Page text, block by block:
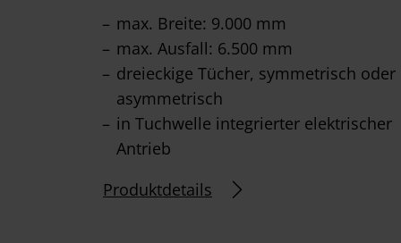
max. Breite: 9.000 mm
max. Ausfall: 6.500 mm
dreieckige Tücher, symmetrisch oder
asymmetrisch
in Tuchwelle integrierter elektrischer
Antrieb
Produktdetails